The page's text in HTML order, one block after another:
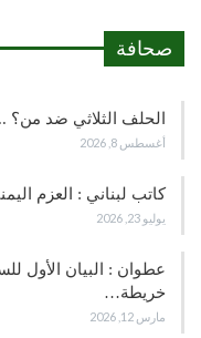
صحافة
الحلف الثلاثي ضد
أغسطس 8, 2026
كاتب لبناني : العزم
يوليو 23, 2026
عطوان : البيان الأول
خريطة…
مارس 12, 2026